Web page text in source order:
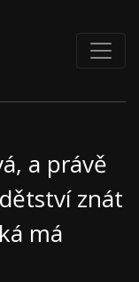
a právě
znát
má